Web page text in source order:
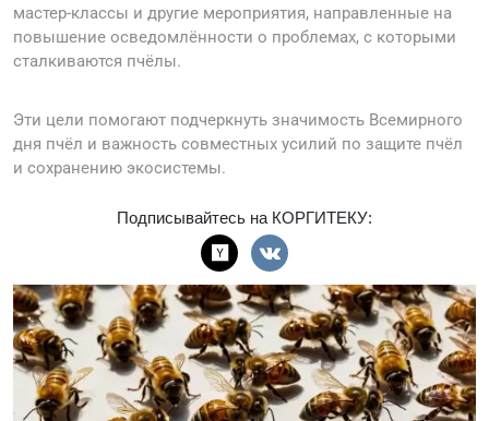
мастер-классы и другие мероприятия, направленные на
повышение осведомлённости о проблемах, с которыми
сталкиваются пчёлы.
Эти цели помогают подчеркнуть значимость Всемирного
дня пчёл и важность совместных усилий по защите пчёл
и сохранению экосистемы.
Подписывайтесь на КОРГИТЕКУ: